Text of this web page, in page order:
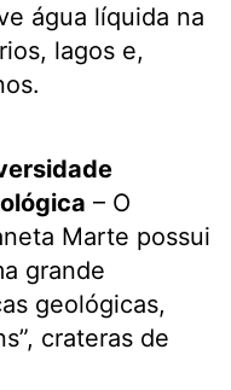
água líquida na
lagos e,
– O
Marte possui
grande
geológicas,
crateras de